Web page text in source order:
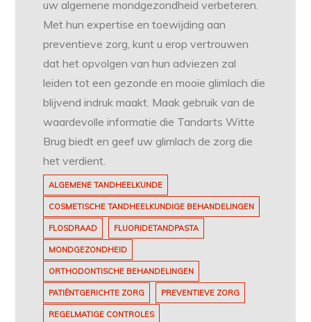
uw algemene mondgezondheid verbeteren.
Met hun expertise en toewijding aan
preventieve zorg, kunt u erop vertrouwen
dat het opvolgen van hun adviezen zal
leiden tot een gezonde en mooie glimlach die
blijvend indruk maakt. Maak gebruik van de
waardevolle informatie die Tandarts Witte
Brug biedt en geef uw glimlach de zorg die
het verdient.
ALGEMENE TANDHEELKUNDE
COSMETISCHE TANDHEELKUNDIGE BEHANDELINGEN
FLOSDRAAD FLUORIDETANDPASTA
MONDGEZONDHEID
ORTHODONTISCHE BEHANDELINGEN
PATIËNTGERICHTE ZORG PREVENTIEVE ZORG
REGELMATIGE CONTROLES